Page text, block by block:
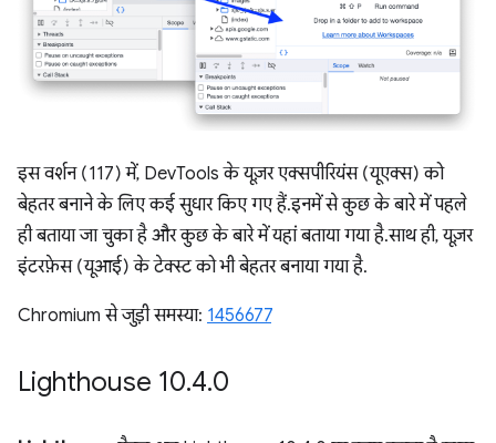
इस वर्शन (117) में, DevTools के यूज़र एक्सपीरियंस (यूएक्स) को
बेहतर बनाने के लिए कई सुधार किए गए हैं. इनमें से कुछ के बारे में पहले
ही बताया जा चुका है और कुछ के बारे में यहां बताया गया है. साथ ही, यूज़र
इंटरफ़ेस (यूआई) के टेक्स्ट को भी बेहतर बनाया गया है.
Chromium से जुड़ी समस्या: 1456677
Lighthouse 10.4.0